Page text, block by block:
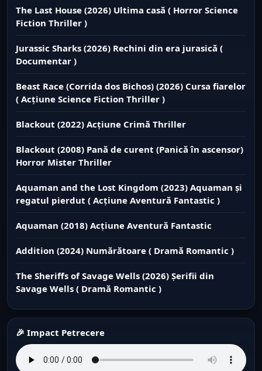
The Last House (2026) Ultima casă ( Horror Science
Fiction Thriller )
Jurassic Sharks (2026) Rechini din era jurasică (
Documentar )
Beast Race (Corrida dos Bichos) (2026) Cursa fiarelor
( Acțiune Science Fiction Thriller )
Blackout (2022) Acțiune Crimă Thriller
Blackout (2008) Pană de curent (Panică în ascensor)
Horror Mister Thriller
Aquaman and the Lost Kingdom (2023) Aquaman și
regatul pierdut ( Acțiune Aventură Fantastic )
Aquaman (2018) Acțiune Aventură Fantastic
Addition (2024) Numărătoare ( Dramă Romantic )
The Sheriffs of Savage Wells (2026) Șerifii din
Savage Wells ( Dramă Romantic )
🎉 Impact Petrecere